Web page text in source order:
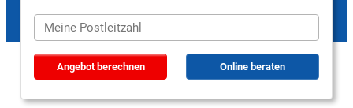
Angebot berechnen Online beraten